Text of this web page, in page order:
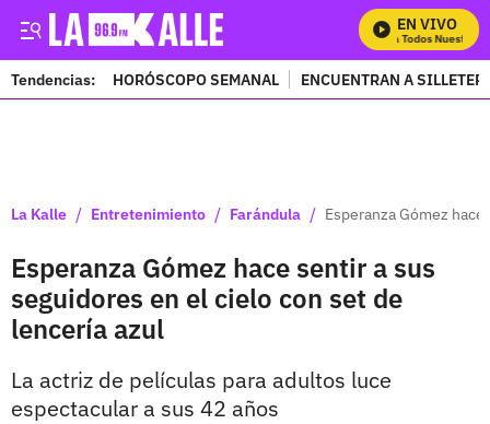
EN VIVO
Mira Todos Nuestros
Tendencias: HORÓSCOPO SEMANAL ENCUENTRAN A
La Kalle / Entretenimiento / Farándula / Esperanza Gómez
Esperanza Gómez hace sentir a sus
seguidores en el cielo con set de
lencería azul
La actriz de películas para adultos luce
espectacular a sus 42 años